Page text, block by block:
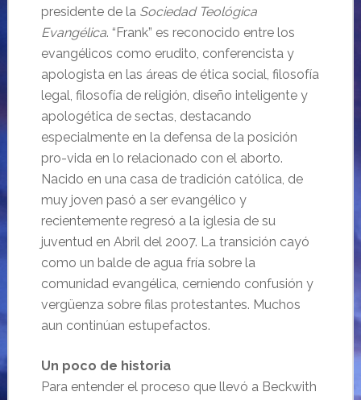
presidente de la Sociedad Teológica
Evangélica. “Frank” es reconocido entre los
evangélicos como erudito, conferencista y
apologista en las áreas de ética social, filosofía
legal, filosofía de religión, diseño inteligente y
apologética de sectas, destacando
especialmente en la defensa de la posición
pro-vida en lo relacionado con el aborto.
Nacido en una casa de tradición católica, de
muy joven pasó a ser evangélico y
recientemente regresó a la iglesia de su
juventud en Abril del 2007. La transición cayó
como un balde de agua fría sobre la
comunidad evangélica, cerniendo confusión y
vergüenza sobre filas protestantes. Muchos
aun continúan estupefactos.
Un poco de historia
Para entender el proceso que llevó a Beckwith